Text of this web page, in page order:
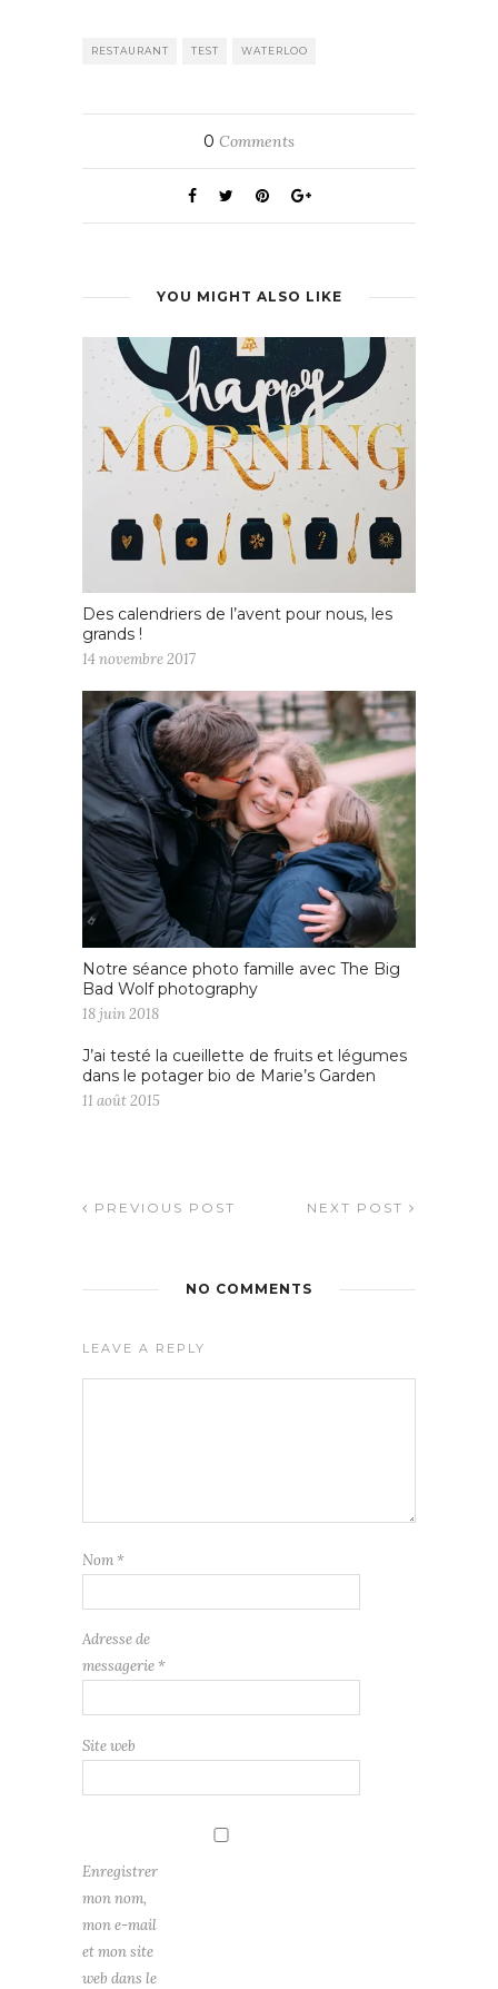
RESTAURANT TEST WATERLOO
0 Comments
YOU MIGHT ALSO LIKE
Des calendriers de l’avent pour nous, les
grands !
14 novembre 2017
Notre séance photo famille avec The Big
Bad Wolf photography
18 juin 2018
J’ai testé la cueillette de fruits et légumes
dans le potager bio de Marie’s Garden
11 août 2015
PREVIOUS POST NEXT POST
NO COMMENTS
LEAVE A REPLY
Nom *
Adresse de
messagerie *
Site web
Enregistrer
mon nom,
mon e-mail
et mon site
web dans le